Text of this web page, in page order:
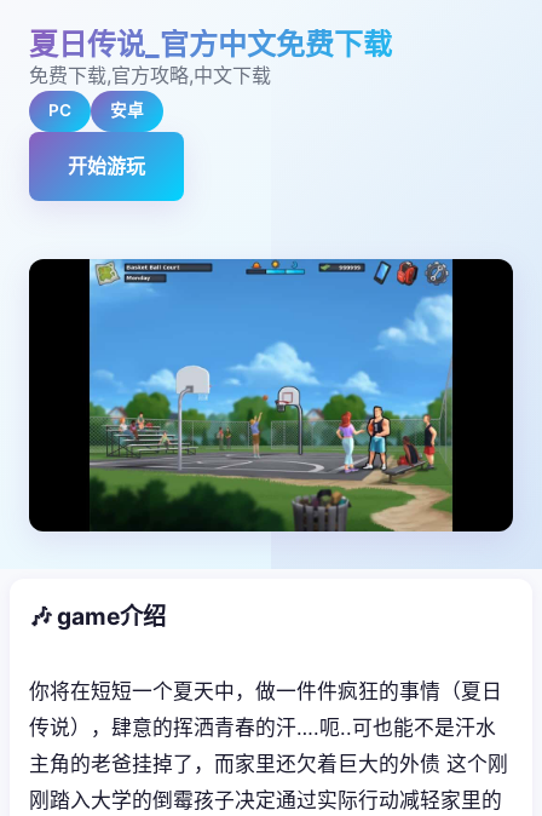
夏日传说_官方中文免费下载
免费下载,官方攻略,中文下载
PC 安卓
开始游玩
🎶 game介绍
你将在短短一个夏天中，做一件件疯狂的事情（夏日
传说），肆意的挥洒青春的汗….呃..可也能不是汗水
主角的老爸挂掉了，而家里还欠着巨大的外债 这个刚
刚踏入大学的倒霉孩子决定通过实际行动减轻家里的